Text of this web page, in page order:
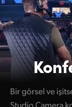
Bir görsel ve
Studio Camera